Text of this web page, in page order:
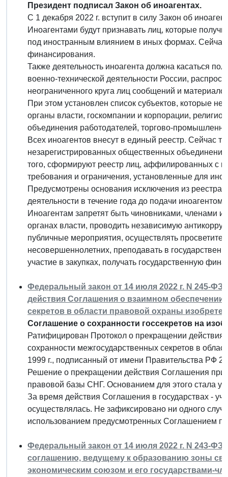
Президент подписал Закон об иноагентах.
С 1 декабря 2022 г. вступит в силу Закон об
Иноагентами будут признавать лиц, которые
под иностранным влиянием в иных формах. Сейчас
финансирования.
Также деятельность иноагента должна касаться
военно-технической деятельности России,
неограниченного круга лиц сообщений и
При этом установлен список субъектов, которые
органы власти, госкомпании и корпорации,
объединения работодателей, торгово-
Всех иноагентов внесут в единый реестр. Сейчас
незарегистрированных общественных
того, сформируют реестр лиц, аффилированных с
требования и ограничения, установленные для
Предусмотрены основания исключения из реестра.
деятельности в течение года до подачи
Иноагентам запретят быть чиновниками, членами
органах власти, проводить независимую
публичные мероприятия, осуществлять
несовершеннолетних, преподавать в
участие в закупках, получать государственную
Федеральный закон от 14 июля 2022 г. N 245-
действия Соглашения о взаимном
секретов в области правовой охраны
Соглашение о сохранности госсекретов на
Ратифицирован Протокол о прекращении
сохранности межгосударственных секретов в
1999 г., подписанный от имени Правительства РФ
Решение о прекращении действия Соглашения
правовой базы СНГ. Основанием для этого стала
За время действия Соглашения в государствах -
осуществлялась. Не зафиксировано ни одного
использованием предусмотренных Соглашением
Федеральный закон от 14 июля 2022 г. N 243-
соглашению, ведущему к образованию зоны
экономическим союзом и его государствами-